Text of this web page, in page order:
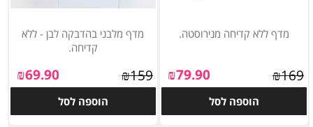
מדף ללא קדיחה מנירוסטה.
₪169
₪79.90
הוספה לסל
מדף מלבני בהדבקה לבן - ללא
קדיחה.
₪159
₪69.90
הוספה לסל